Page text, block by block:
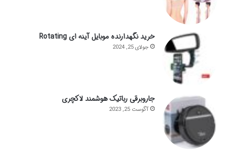
خرید نگهدارنده موبایل آینه ای Rotating
جولای 25, 2024
جاروبرقی رباتیک هوشمند لاکچری
آگوست 25, 2023